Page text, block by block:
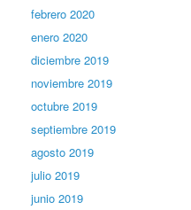
febrero 2020
enero 2020
diciembre 2019
noviembre 2019
octubre 2019
septiembre 2019
agosto 2019
julio 2019
junio 2019